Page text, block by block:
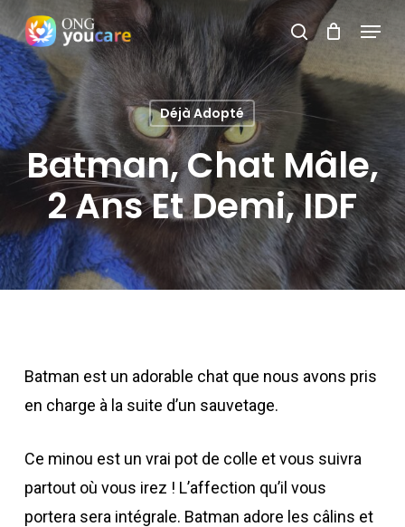
Skip
to
main
content
search
Menu
Déjà Adopté
Batman, Chat Mâle,
2 Ans Et Demi, IDF
Batman est un adorable chat que nous avons pris
en charge à la suite d’un sauvetage.
Ce minou est un vrai pot de colle et vous suivra
partout où vous irez ! L’affection qu’il vous
portera sera intégrale. Batman adore les câlins et
Menu